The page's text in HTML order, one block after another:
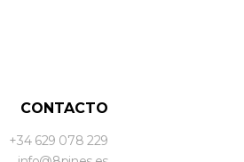
CONTACTO
+34 629 078 229